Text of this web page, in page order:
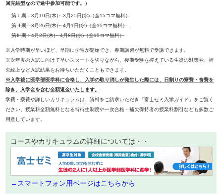
回完結型なので途中参加可能です。）
第Ⅰ期：3月19日(木)～3月25日(水)（全15コマ無料）
第Ⅱ期：3月26日(木)～4月1日(水)（全15コマ無料）
第Ⅲ期：4月2日(木)～4月8日(水)（全15コマ無料）
※入学時期が早いほど、早期に学習が開始でき、春期講習が無料で受講できます。
※次年度の入試に向けて早いスタートを切りながら、後期受験を控えている生徒の対策や、補
欠繰上など入試結果をお待ちいただくこともできます。
※入学後に医学部医学科に合格し、入学の取り消しが発生した際には、日割りの寮費・食費を
除き、入学金を含む全額返金いたします。
学費・寮費や詳しいカリキュラムは、資料をご請求いただき「富士ゼミ入学ガイド」をご覧く
ださい。授業料全額無料となる特待生制度や一次合格・補欠保持者の授業料割引なども多数ご
用意しています。
コースやカリキュラムの詳細については・・
→スマートフォン用ページはこちらから